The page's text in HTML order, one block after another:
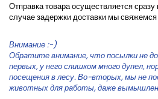
Отправка товара осуществляется
случае задержки доставки мы
Внимание :-)
Обратите внимание, что посылки не
первых, у него слишком много дупел,
посещения в лесу. Во-вторых, мы не
животных для работы, даже